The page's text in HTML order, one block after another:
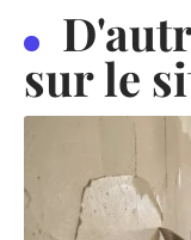
sur le